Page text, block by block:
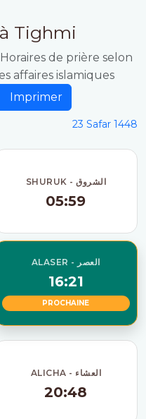
Tighmi
de prière selon
affaires islamiques
Imprimer
23 Safar 1448
SHURUK - الشروق
05:59
ALASER - العصر
16:21
PROCHAINE
ALICHA - العشاء
20:48